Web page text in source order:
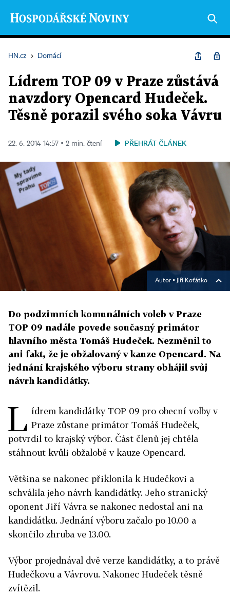
HN.cz › Domácí
Lídrem TOP 09 v Praze zůstává
navzdory Opencard Hudeček.
Těsně porazil svého soka Vávru
22. 6. 2014 14:57 ▪ 2 min. čtení PŘEHRÁT ČLÁNEK
Autor ▪ Jiří Koťátko
Do podzimních komunálních voleb v Praze
TOP 09 nadále povede současný primátor
hlavního města Tomáš Hudeček. Nezměnil to
ani fakt, že je obžalovaný v kauze Opencard. Na
jednání krajského výboru strany obhájil svůj
návrh kandidátky.
L ídrem kandidátky TOP 09 pro obecní volby v
Praze zůstane primátor Tomáš Hudeček,
potvrdil to krajský výbor. Část členů jej chtěla
stáhnout kvůli obžalobě v kauze Opencard.
Většina se nakonec přiklonila k Hudečkovi a
schválila jeho návrh kandidátky. Jeho stranický
oponent Jiří Vávra se nakonec nedostal ani na
kandidátku. Jednání výboru začalo po 10.00 a
skončilo zhruba ve 13.00.
Výbor projednával dvě verze kandidátky, a to právě
Hudečkovu a Vávrovu. Nakonec Hudeček těsně
zvítězil.